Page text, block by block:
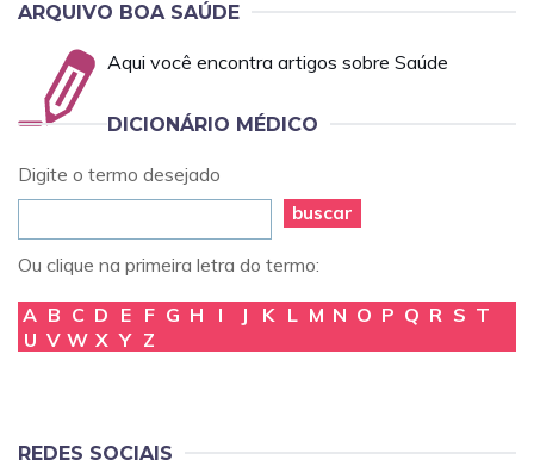
ARQUIVO BOA SAÚDE
Aqui você encontra artigos sobre Saúde
DICIONÁRIO MÉDICO
Digite o termo desejado
buscar
Ou clique na primeira letra do termo:
A B C D E F G H I J K L M N O P Q R S T
U V W X Y Z
REDES SOCIAIS